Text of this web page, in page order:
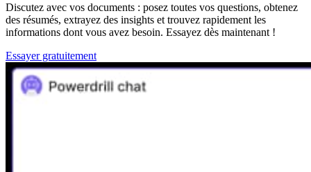
Discutez avec vos documents : posez toutes vos questions, obtenez
des résumés, extrayez des insights et trouvez rapidement les
informations dont vous avez besoin. Essayez dès maintenant !
Essayer gratuitement